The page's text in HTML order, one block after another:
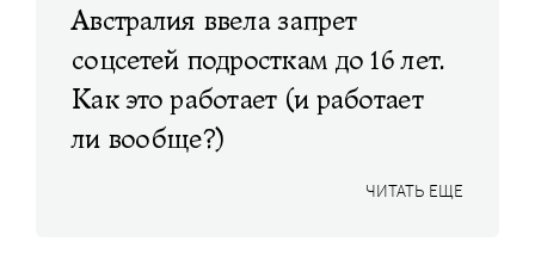
Австралия ввела запрет
соцсетей подросткам до 16 лет.
Как это работает (и работает
ли вообще?)
ЧИТАТЬ ЕЩЕ